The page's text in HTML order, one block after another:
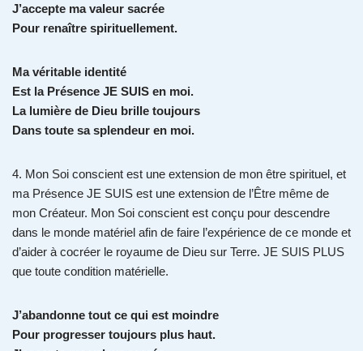
J’accepte ma valeur sacrée
Pour renaître spirituellement.
Ma véritable identité
Est la Présence JE SUIS en moi.
La lumière de Dieu brille toujours
Dans toute sa splendeur en moi.
4. Mon Soi conscient est une extension de mon être spirituel, et
ma Présence JE SUIS est une extension de l’Être même de
mon Créateur. Mon Soi conscient est conçu pour descendre
dans le monde matériel afin de faire l’expérience de ce monde et
d’aider à cocréer le royaume de Dieu sur Terre. JE SUIS PLUS
que toute condition matérielle.
J’abandonne tout ce qui est moindre
Pour progresser toujours plus haut.